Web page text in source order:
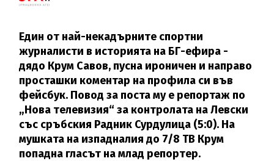
Един от най-некадърните спортни
журналисти в историята на БГ-ефира -
дядо Крум Савов, пусна ироничен и направо
просташки коментар на профила си във
фейсбук. Повод за поста му е репортаж по
„Нова телевизия“ за контролата на Левски
със сръбския Радник Сурдулица (5:0). На
мушката на изпадналия до 7/8 ТВ Крум
попадна гласът на млад репортер.